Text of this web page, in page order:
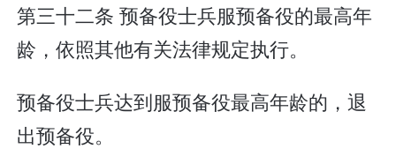
第三十二条 预备役士兵服预备役的最高年
龄，依照其他有关法律规定执行。
预备役士兵达到服预备役最高年龄的，退
出预备役。